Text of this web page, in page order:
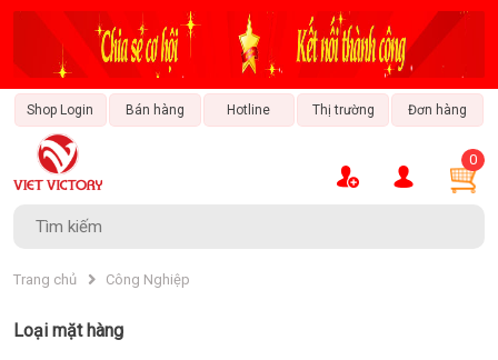
Shop Login Bán hàng Hotline Thị trường Đơn hàng
0
Trang chủ Công Nghiệp
Loại mặt hàng